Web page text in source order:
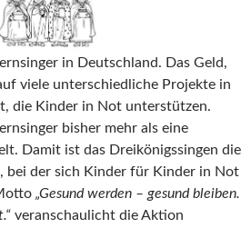
in Deutschland. Das Geld,
viele unterschiedliche Projekte in
die Kinder in Not unterstützen.
bisher mehr als eine
Damit ist das Dreikönigssingen die
der sich Kinder für Kinder in Not
„Gesund werden – gesund bleiben.
veranschaulicht die Aktion